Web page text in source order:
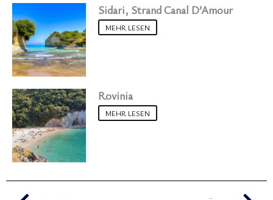
Sidari, Strand Canal D’Amour
MEHR LESEN
Rovinia
MEHR LESEN
Zurück